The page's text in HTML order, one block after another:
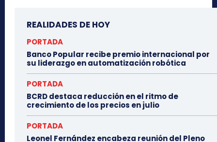
REALIDADES DE HOY
PORTADA
Banco Popular recibe premio internacional por
su liderazgo en automatización robótica
PORTADA
BCRD destaca reducción en el ritmo de
crecimiento de los precios en julio
PORTADA
Leonel Fernández encabeza reunión del Pleno